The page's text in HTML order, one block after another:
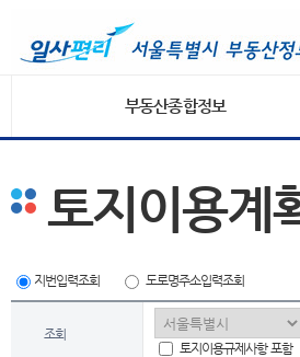
부동산종합정보
토지이용계
지번입력조회 도로명주소입력조회
조회
토지이용규제사항 포함